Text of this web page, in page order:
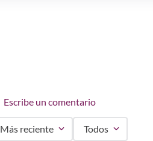
Escribe un comentario
Más reciente Todos